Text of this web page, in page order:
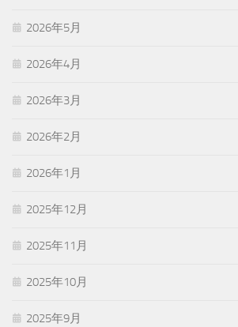
2026年5月
2026年4月
2026年3月
2026年2月
2026年1月
2025年12月
2025年11月
2025年10月
2025年9月